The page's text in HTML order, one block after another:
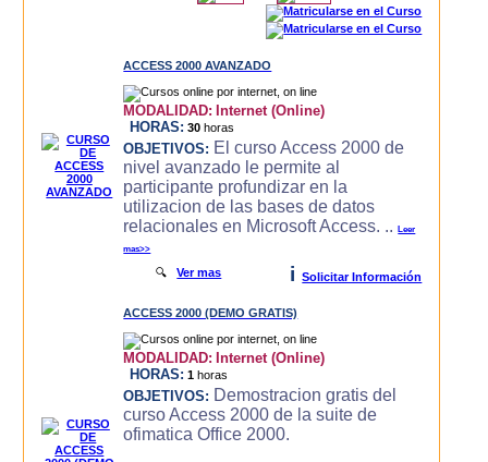
ACCESS 2000 AVANZADO
MODALIDAD: Internet (Online)
HORAS: 30 horas
OBJETIVOS: El curso Access 2000 de
nivel avanzado le permite al
participante profundizar en la
utilizacion de las bases de datos
relacionales en Microsoft Access. ..Leer
mas>>
🔍Ver mas i Solicitar Información
ACCESS 2000 (DEMO GRATIS)
MODALIDAD: Internet (Online)
HORAS: 1 horas
OBJETIVOS: Demostracion gratis del
curso Access 2000 de la suite de
ofimatica Office 2000.